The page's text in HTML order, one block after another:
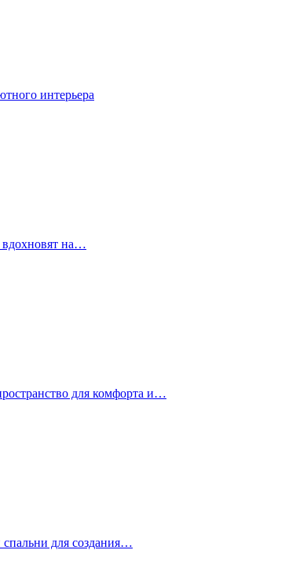
интерьера
вдохновят на…
для комфорта и…
для создания…